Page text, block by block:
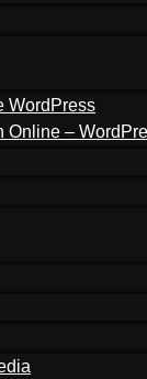
WordPress
Online –